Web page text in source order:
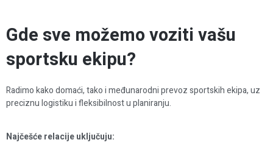
Gde sve možemo voziti vašu
sportsku ekipu?
Radimo kako domaći, tako i međunarodni prevoz sportskih ekipa, uz
preciznu logistiku i fleksibilnost u planiranju.
Najčešće relacije uključuju: